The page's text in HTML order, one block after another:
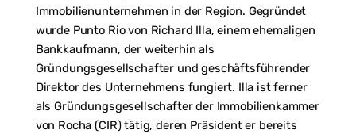
Immobilienunternehmen in der Region. Gegründet
wurde Punto Rio von Richard Illa, einem ehemaligen
Bankkaufmann, der weiterhin als
Gründungsgesellschafter und geschäftsführender
Direktor des Unternehmens fungiert. Illa ist ferner
als Gründungsgesellschafter der Immobilienkammer
von Rocha (CIR) tätig, deren Präsident er bereits